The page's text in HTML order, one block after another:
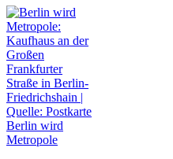
Berlin wird
Metropole